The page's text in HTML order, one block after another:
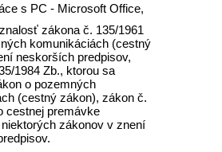
s PC - Microsoft Office,
zákona č. 135/1961
komunikáciách (cestný
neskorších predpisov,
1984 Zb., ktorou sa
o pozemných
(cestný zákon), zákon č.
cestnej premávke
zákonov v znení